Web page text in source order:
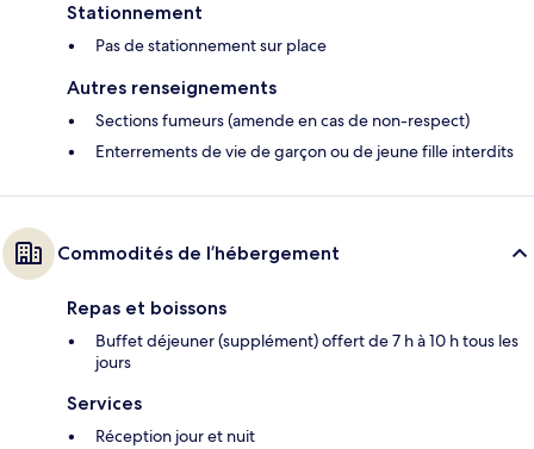
Stationnement
Pas de stationnement sur place
Autres renseignements
Sections fumeurs (amende en cas de non-respect)
Enterrements de vie de garçon ou de jeune fille interdits
Commodités de l’hébergement
Repas et boissons
Buffet déjeuner (supplément) offert de 7 h à 10 h tous les
jours
Services
Réception jour et nuit